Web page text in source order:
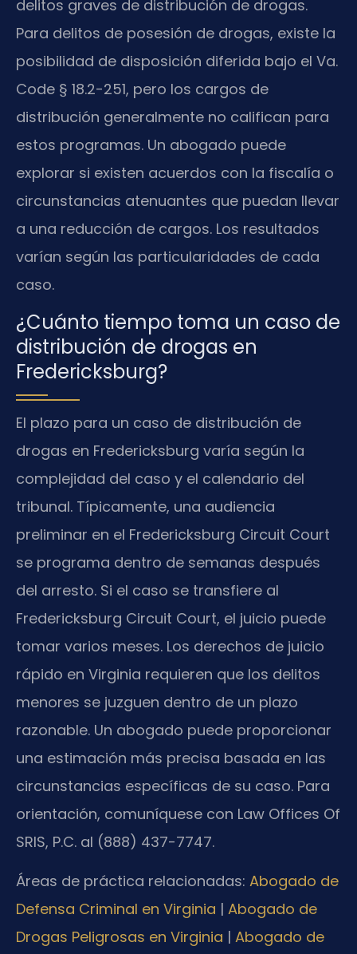
delitos graves de distribución de drogas.
Para delitos de posesión de drogas, existe la
posibilidad de disposición diferida bajo el Va.
Code § 18.2-251, pero los cargos de
distribución generalmente no califican para
estos programas. Un abogado puede
explorar si existen acuerdos con la fiscalía o
circunstancias atenuantes que puedan llevar
a una reducción de cargos. Los resultados
varían según las particularidades de cada
caso.
¿Cuánto tiempo toma un caso de
distribución de drogas en
Fredericksburg?
El plazo para un caso de distribución de
drogas en Fredericksburg varía según la
complejidad del caso y el calendario del
tribunal. Típicamente, una audiencia
preliminar en el Fredericksburg Circuit Court
se programa dentro de semanas después
del arresto. Si el caso se transfiere al
Fredericksburg Circuit Court, el juicio puede
tomar varios meses. Los derechos de juicio
rápido en Virginia requieren que los delitos
menores se juzguen dentro de un plazo
razonable. Un abogado puede proporcionar
una estimación más precisa basada en las
circunstancias específicas de su caso. Para
orientación, comuníquese con Law Offices Of
SRIS, P.C. al (888) 437-7747.
Áreas de práctica relacionadas: Abogado de
Defensa Criminal en Virginia | Abogado de
Drogas Peligrosas en Virginia | Abogado de